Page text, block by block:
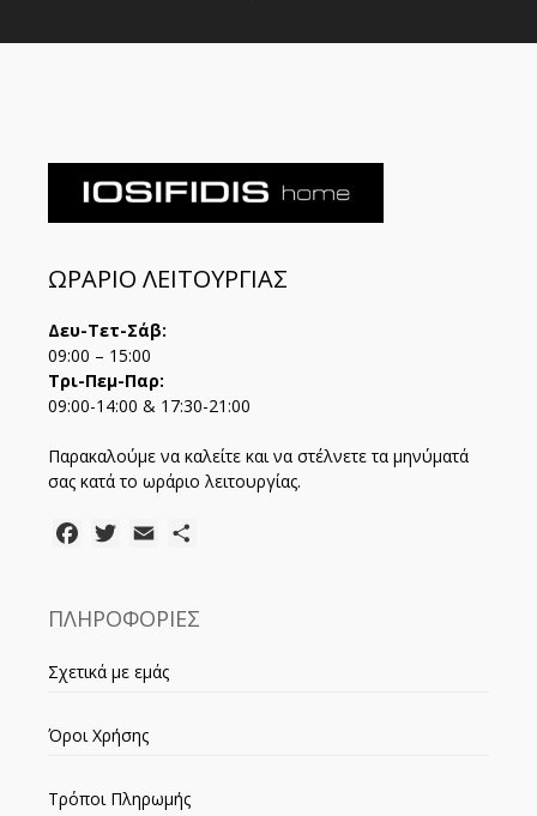
ΩΡΑΡΙΟ ΛΕΙΤΟΥΡΓΙΑΣ
Δευ-Τετ-Σάβ:
09:00 – 15:00
Τρι-Πεμ-Παρ:
09:00-14:00 & 17:30-21:00
Παρακαλούμε να καλείτε και να στέλνετε τα μηνύματά
σας κατά το ωράριο λειτουργίας.
FacebookTwitter
Email
ΠΛΗΡΟΦΟΡΙΕΣ
Σχετικά με εμάς
Όροι Χρήσης
Τρόποι Πληρωμής